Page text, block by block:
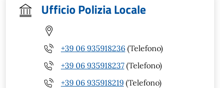
Ufficio Polizia Locale
+39 06 935918236 (Telefono)
+39 06 935918237 (Telefono)
+39 06 935918219 (Telefono)